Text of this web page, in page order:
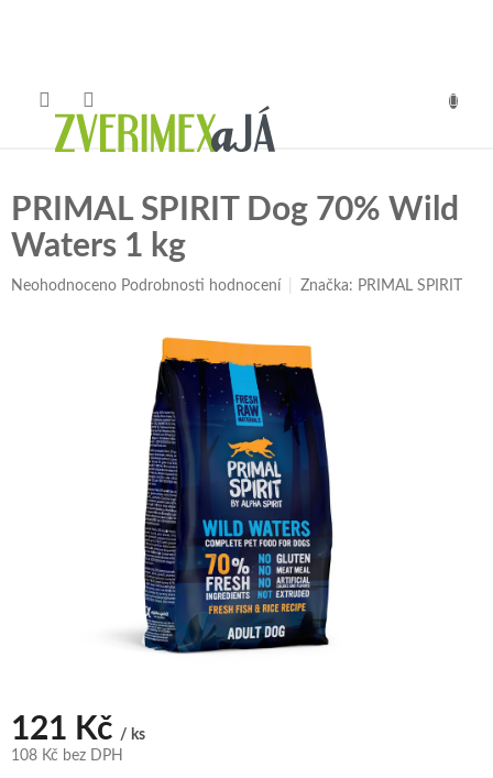
PRIMAL SPIRIT Dog 70% Wild
Waters 1 kg
Průměrné
Neohodnoceno Podrobnosti hodnocení Značka: PRIMAL SPIRIT
121 Kč / ks
108 Kč bez DPH